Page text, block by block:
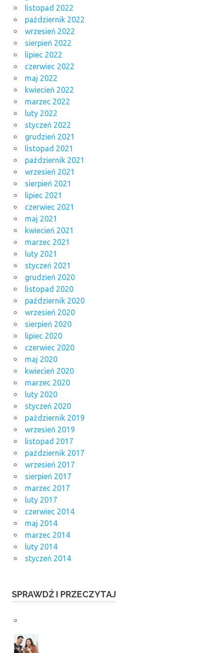
listopad 2022
październik 2022
wrzesień 2022
sierpień 2022
lipiec 2022
czerwiec 2022
maj 2022
kwiecień 2022
marzec 2022
luty 2022
styczeń 2022
grudzień 2021
listopad 2021
październik 2021
wrzesień 2021
sierpień 2021
lipiec 2021
czerwiec 2021
maj 2021
kwiecień 2021
marzec 2021
luty 2021
styczeń 2021
grudzień 2020
listopad 2020
październik 2020
wrzesień 2020
sierpień 2020
lipiec 2020
czerwiec 2020
maj 2020
kwiecień 2020
marzec 2020
luty 2020
styczeń 2020
październik 2019
wrzesień 2019
listopad 2017
październik 2017
wrzesień 2017
sierpień 2017
marzec 2017
luty 2017
czerwiec 2014
maj 2014
marzec 2014
luty 2014
styczeń 2014
SPRAWDŹ I PRZECZYTAJ